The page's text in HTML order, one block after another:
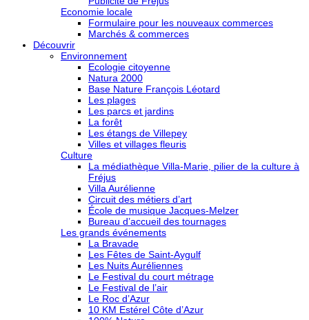
Economie locale
Formulaire pour les nouveaux commerces
Marchés & commerces
Découvrir
Environnement
Ecologie citoyenne
Natura 2000
Base Nature François Léotard
Les plages
Les parcs et jardins
La forêt
Les étangs de Villepey
Villes et villages fleuris
Culture
La médiathèque Villa-Marie, pilier de la culture à
Fréjus
Villa Aurélienne
Circuit des métiers d’art
École de musique Jacques-Melzer
Bureau d’accueil des tournages
Les grands événements
La Bravade
Les Fêtes de Saint-Aygulf
Les Nuits Auréliennes
Le Festival du court métrage
Le Festival de l’air
Le Roc d’Azur
10 KM Estérel Côte d’Azur